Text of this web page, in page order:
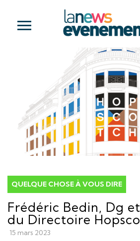
QUELQUE CHOSE À VOUS DIRE
Frédéric Bedin, Dg
du Directoire
15 mars 2023